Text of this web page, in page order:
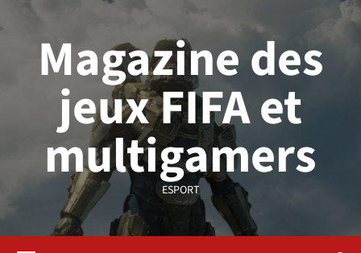
Magazine des
jeux FIFA et
multigamers
ESPORT